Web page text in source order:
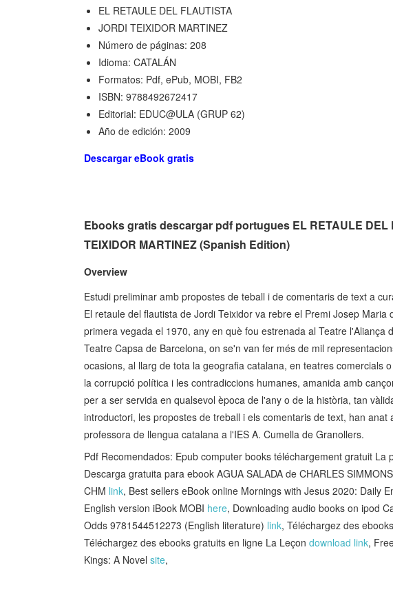
EL RETAULE DEL FLAUTISTA
JORDI TEIXIDOR MARTINEZ
Número de páginas: 208
Idioma: CATALÁN
Formatos: Pdf, ePub, MOBI, FB2
ISBN: 9788492672417
Editorial: EDUC@ULA (GRUP 62)
Año de edición: 2009
Descargar eBook gratis
Ebooks gratis descargar pdf portugues EL RETAULE DEL
TEIXIDOR MARTINEZ (Spanish Edition)
Overview
Estudi preliminar amb propostes de teball i de comentaris de text a
El retaule del flautista de Jordi Teixidor va rebre el Premi Josep
primera vegada el 1970, any en què fou estrenada al Teatre l'Aliança
Teatre Capsa de Barcelona, on se'n van fer més de mil
ocasions, al llarg de tota la geografia catalana, en teatres comercials
la corrupció política i les contradiccions humanes, amanida amb
per a ser servida en qualsevol època de l'any o de la història, tan
introductori, les propostes de treball i els comentaris de text, han
professora de llengua catalana a l'IES A. Cumella de Granollers.
Pdf Recomendados: Epub computer books téléchargement gratuit La
Descarga gratuita para ebook AGUA SALADA de CHARLES
CHM link, Best sellers eBook online Mornings with Jesus 2020: Daily
English version iBook MOBI here, Downloading audio books on ipod
Odds 9781544512273 (English literature) link, Téléchargez des
Téléchargez des ebooks gratuits en ligne La Leçon download link,
Kings: A Novel site,